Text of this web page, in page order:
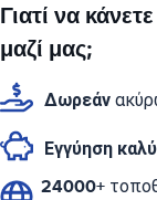
Γιατί να
μαζί μας;
Δωρεάν
Εγγύηση
24000+